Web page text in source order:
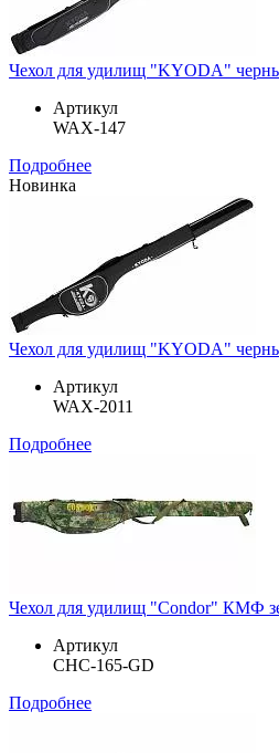
Чехол для удилищ "KYODA"
Артикул
WAX-147
Подробнее
Новинка
Чехол для удилищ "KYODA"
Артикул
WAX-2011
Подробнее
Чехол для удилищ "Condor" КМФ
Артикул
CHC-165-GD
Подробнее